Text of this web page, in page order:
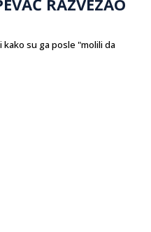
su ga posle "molili da